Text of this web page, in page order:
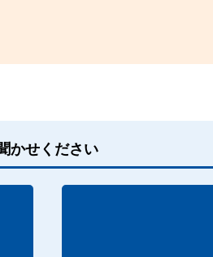
かせください